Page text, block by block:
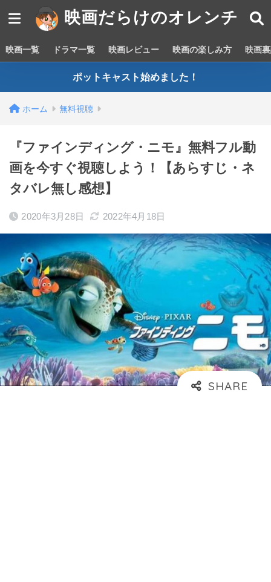
映画だらけのオレンチ
映画一覧 ドラマ一覧 映画レビュー 映画の楽しみ方 映画
ポットキャスト始めました！
ホーム 無料視聴
『ファインディング・ニモ』無料フル動
画を今すぐ視聴しよう！【あらすじ・ネ
タバレ無し感想】
2020年3月28日 2022年4月18日